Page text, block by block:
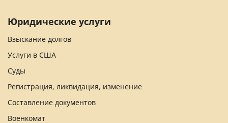
Юридические услуги
Взыскание долгов
Услуги в США
Суды
Регистрация, ликвидация, изменение
Составление документов
Военкомат